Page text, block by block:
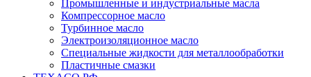
Промышленные и индустриальные масла
Компрессорное масло
Турбинное масло
Электроизоляционное масло
Специальные жидкости для металлообработки
Пластичные смазки